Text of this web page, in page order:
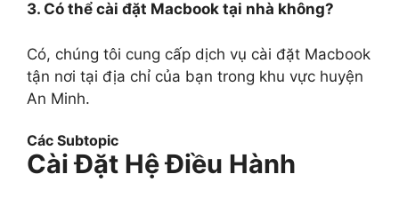
3. Có thể cài đặt Macbook tại nhà không?
Có, chúng tôi cung cấp dịch vụ cài đặt Macbook
tận nơi tại địa chỉ của bạn trong khu vực huyện
An Minh.
Các Subtopic
Cài Đặt Hệ Điều Hành